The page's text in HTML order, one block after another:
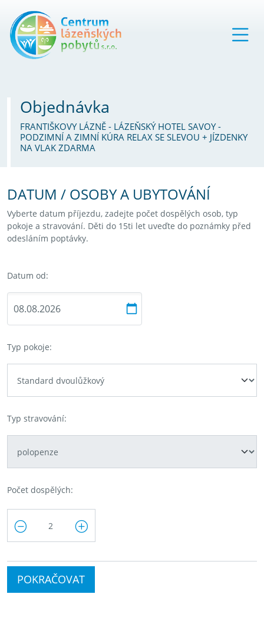
Objednávka
FRANTIŠKOVY LÁZNĚ - LÁZEŇSKÝ HOTEL SAVOY -
PODZIMNÍ A ZIMNÍ KÚRA RELAX SE SLEVOU + JÍZDENKY
NA VLAK ZDARMA
DATUM / OSOBY A UBYTOVÁNÍ
Vyberte datum příjezdu, zadejte počet dospělých osob, typ
pokoje a stravování. Děti do 15ti let uveďte do poznámky před
odesláním poptávky.
Datum od:
Typ pokoje:
Typ stravování:
Počet dospělých:
POKRAČOVAT